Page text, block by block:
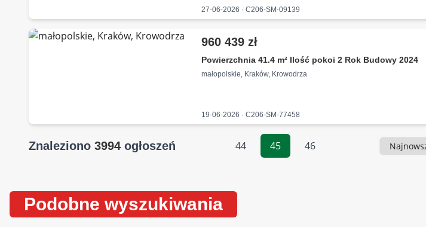
27-06-2026 · C206-SM-09139
960 439 zł
Powierzchnia 41.4 m² Ilość pokoi 2 Rok Budowy 2024
małopolskie, Kraków, Krowodrza
19-06-2026 · C206-SM-77458
Znaleziono 3994 ogłoszeń 44 45 46 Sortowanie
Podobne wyszukiwania